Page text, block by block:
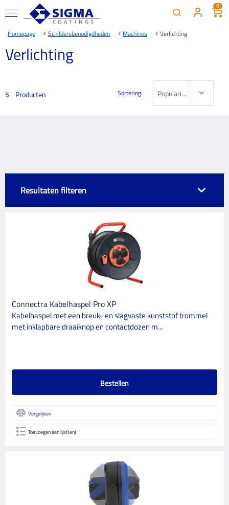
0
Homepage Schildersbenodigdheden Machines Verlichting
Verlichting
5 Producten Sortering: Populariteit
Resultaten filteren
CATEGORIE
Schildersbenodigdheden
Connectra Kabelhaspel Pro XP
Kabelhaspel met een breuk- en slagvaste kunststof trommel
met inklapbare draaiknop en contactdozen m...
Bestellen
Vergelijken
Toevoegen aan lijst(en)